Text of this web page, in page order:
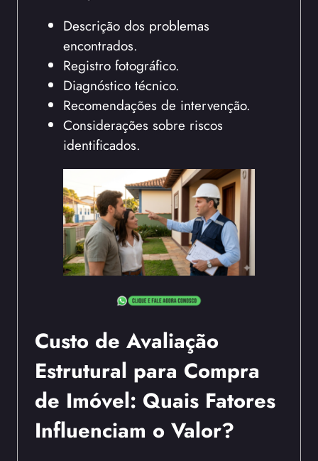
Descrição dos problemas
encontrados.
Registro fotográfico.
Diagnóstico técnico.
Recomendações de intervenção.
Considerações sobre riscos
identificados.
Custo de Avaliação
Estrutural para Compra
de Imóvel: Quais Fatores
Influenciam o Valor?